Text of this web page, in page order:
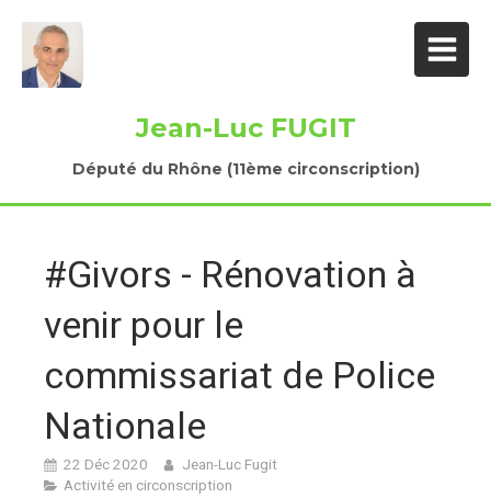
Jean-Luc FUGIT
Député du Rhône (11ème circonscription)
#Givors - Rénovation à
venir pour le
commissariat de Police
Nationale
22 Déc 2020
Jean-Luc Fugit
Activité en circonscription